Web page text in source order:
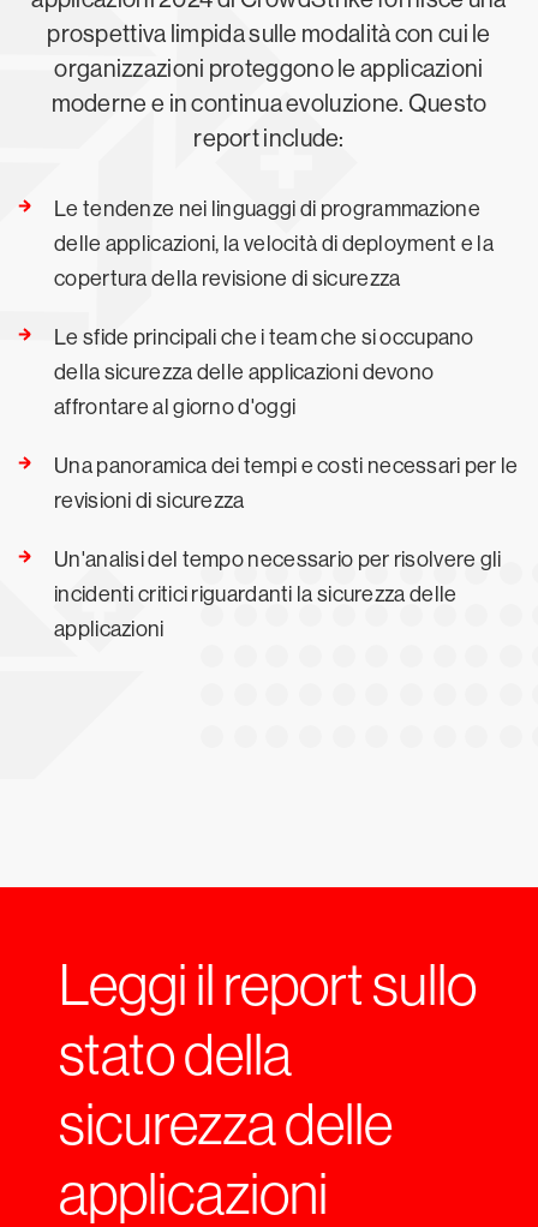
prospettiva limpida sulle modalità con cui le
organizzazioni proteggono le applicazioni
moderne e in continua evoluzione. Questo
report include:
Le tendenze nei linguaggi di programmazione
delle applicazioni, la velocità di deployment e la
copertura della revisione di sicurezza
Le sfide principali che i team che si occupano
della sicurezza delle applicazioni devono
affrontare al giorno d'oggi
Una panoramica dei tempi e costi necessari per le
revisioni di sicurezza
Un'analisi del tempo necessario per risolvere gli
incidenti critici riguardanti la sicurezza delle
applicazioni
Leggi il report sullo
stato della
sicurezza delle
applicazioni